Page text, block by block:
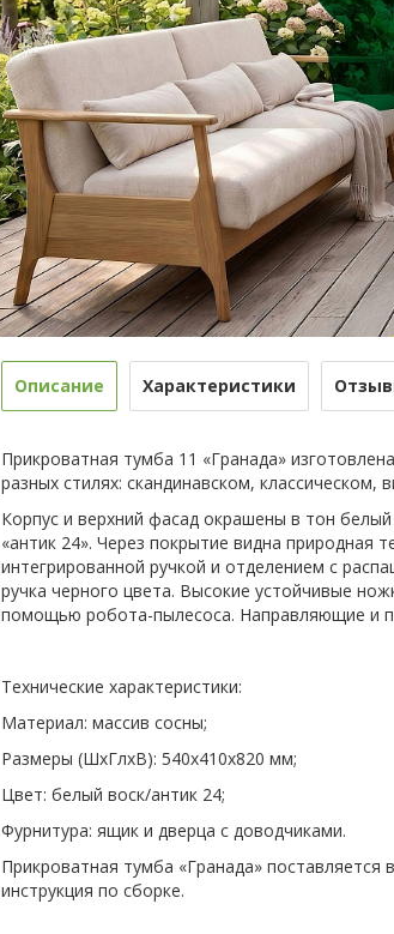
Описание Характеристики
Прикроватная тумба 11 «Гранада»
разных стилях: скандинавском, классическом,
Корпус и верхний фасад окрашены в тон
«антик 24». Через покрытие видна
интегрированной ручкой и отделением с
ручка черного цвета. Высокие устойчивые
помощью робота-пылесоса. Направляющие и
Технические характеристики:
Материал: массив сосны;
Размеры (ШхГлхВ): 540х410х820 мм;
Цвет: белый воск/антик 24;
Фурнитура: ящик и дверца с доводчиками.
Прикроватная тумба «Гранада»
инструкция по сборке.